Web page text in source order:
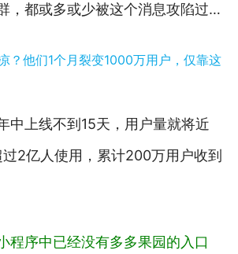
，都或多或少被这个消息攻陷过…
中上线不到15天，用户量就将近
2亿人使用，累计200万用户收到
程序中已经没有多多果园的入口